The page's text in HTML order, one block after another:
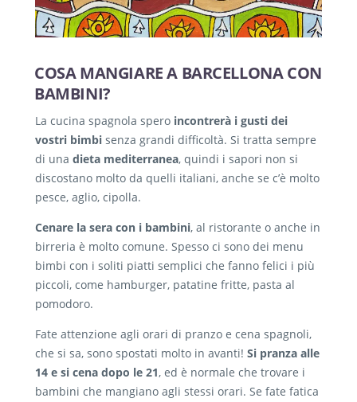
COSA MANGIARE A BARCELLONA CON
BAMBINI?
La cucina spagnola spero incontrerà i gusti dei
vostri bimbi senza grandi difficoltà. Si tratta sempre
di una dieta mediterranea, quindi i sapori non si
discostano molto da quelli italiani, anche se c’è molto
pesce, aglio, cipolla.
Cenare la sera con i bambini, al ristorante o anche in
birreria è molto comune. Spesso ci sono dei menu
bimbi con i soliti piatti semplici che fanno felici i più
piccoli, come hamburger, patatine fritte, pasta al
pomodoro.
Fate attenzione agli orari di pranzo e cena spagnoli,
che si sa, sono spostati molto in avanti! Si pranza alle
14 e si cena dopo le 21, ed è normale che trovare i
bambini che mangiano agli stessi orari. Se fate fatica